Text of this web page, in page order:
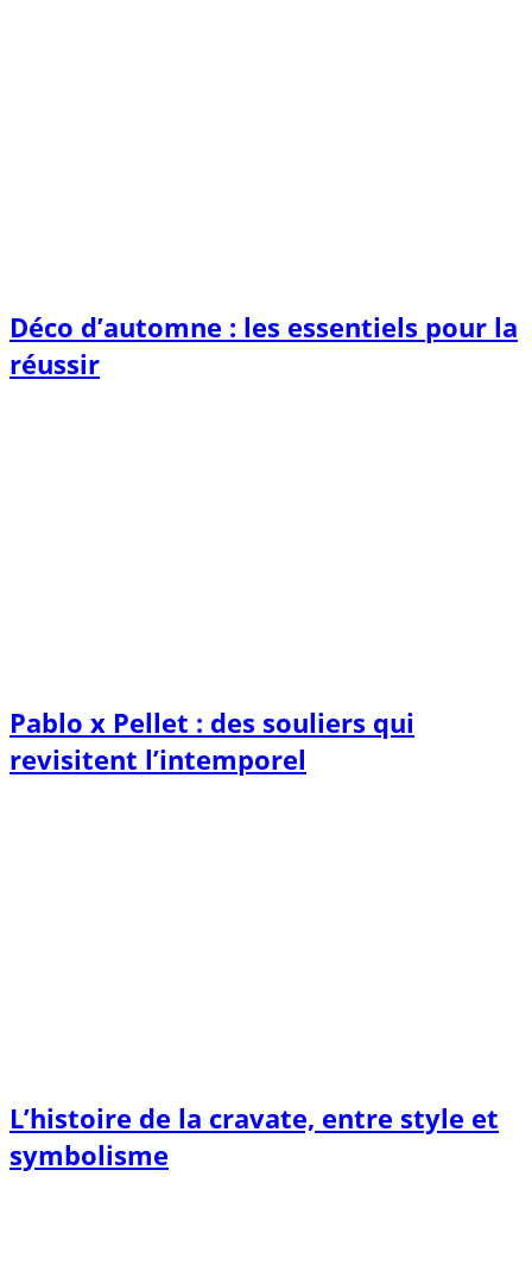
Déco d’automne : les essentiels pour la
réussir
Pablo x Pellet : des souliers qui
revisitent l’intemporel
L’histoire de la cravate, entre style et
symbolisme